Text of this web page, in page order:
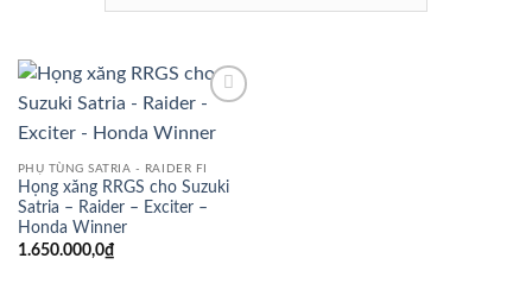
wishlist
PHỤ TÙNG SATRIA - RAIDER FI
Họng xăng RRGS cho Suzuki
Satria – Raider – Exciter –
Honda Winner
1.650.000,0₫